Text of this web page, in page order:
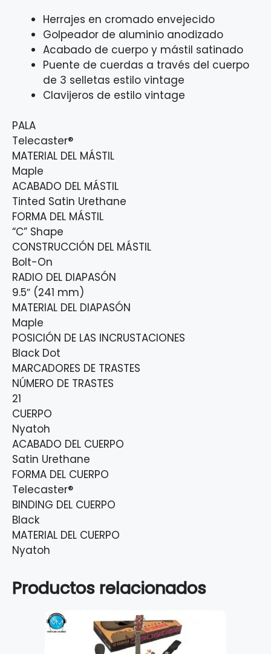
Herrajes en cromado envejecido
Golpeador de aluminio anodizado
Acabado de cuerpo y mástil satinado
Puente de cuerdas a través del cuerpo
de 3 selletas estilo vintage
Clavijeros de estilo vintage
PALA
Telecaster®
MATERIAL DEL MÁSTIL
Maple
ACABADO DEL MÁSTIL
Tinted Satin Urethane
FORMA DEL MÁSTIL
“C” Shape
CONSTRUCCIÓN DEL MÁSTIL
Bolt-On
RADIO DEL DIAPASÓN
9.5″ (241 mm)
MATERIAL DEL DIAPASÓN
Maple
POSICIÓN DE LAS INCRUSTACIONES
Black Dot
MARCADORES DE TRASTES
NÚMERO DE TRASTES
21
CUERPO
Nyatoh
ACABADO DEL CUERPO
Satin Urethane
FORMA DEL CUERPO
Telecaster®
BINDING DEL CUERPO
Black
MATERIAL DEL CUERPO
Nyatoh
Productos relacionados